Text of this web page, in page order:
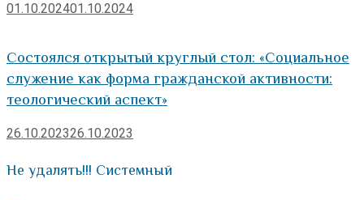
01.10.202401.10.2024
Состоялся открытый круглый стол: «Социальное
служение как форма гражданской активности:
теологический аспект»
26.10.202326.10.2023
Не удалять!!! Системный